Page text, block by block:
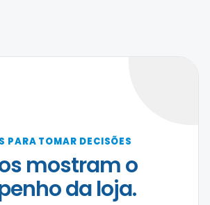
PARA TOMAR DECISÕES
mostram o
da loja.